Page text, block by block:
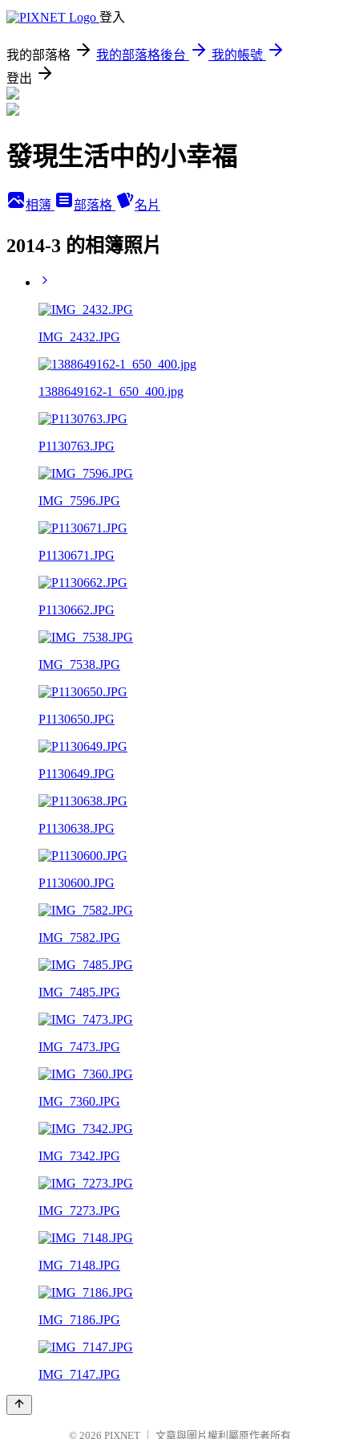
登入
我的部落格 我的部落格後台
我的帳號
登出
發現生活中的小幸福
相簿 部落格 名片
2014-3 的相簿照片
IMG_2432.JPG
1388649162-1_650_400.jpg
P1130763.JPG
IMG_7596.JPG
P1130671.JPG
P1130662.JPG
IMG_7538.JPG
P1130650.JPG
P1130649.JPG
P1130638.JPG
P1130600.JPG
IMG_7582.JPG
IMG_7485.JPG
IMG_7473.JPG
IMG_7360.JPG
IMG_7342.JPG
IMG_7273.JPG
IMG_7148.JPG
IMG_7186.JPG
IMG_7147.JPG
© 2026 PIXNET 文章與圖片權利屬原作者所有